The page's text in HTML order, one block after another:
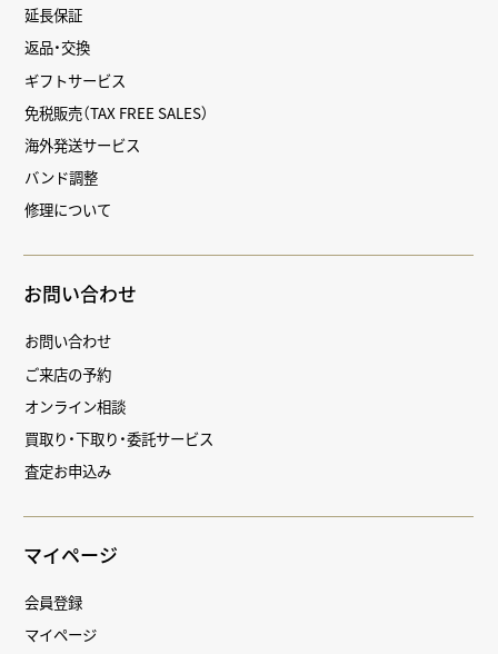
延長保証
返品・交換
ギフトサービス
免税販売（TAX FREE SALES）
海外発送サービス
バンド調整
修理について
お問い合わせ
お問い合わせ
ご来店の予約
オンライン相談
買取り・下取り・委託サービス
査定お申込み
マイページ
会員登録
マイページ